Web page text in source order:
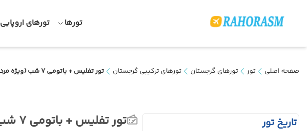
تورها تورهای اروپایی
صفحه اصلی تور تورهای گرجستان تورهای ترکیبی گرجستان تور تفلیس + باتومی 7 شب (ویژه مرداد و شهریور)
تاریخ تور تور تفلیس + باتومی 7 شب (ویژه مرداد و شهریور)